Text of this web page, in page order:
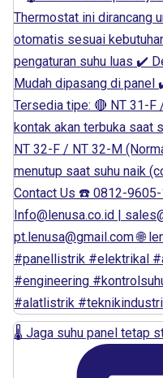
🌡️ Jaga suhu panel tetap